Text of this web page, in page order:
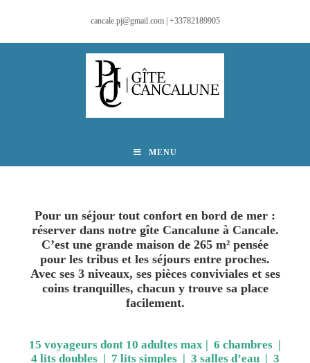
cancale.pj@gmail.com | +33782189905
MENU
Pour un séjour tout confort en bord de mer :
réserver dans notre gîte Cancalune à Cancale.
C’est une grande maison de 265 m² pensée
pour les tribus et les séjours entre proches.
Avec ses 3 niveaux, ses pièces conviviales et ses
coins tranquilles, chacun y trouve sa place
facilement.
15 voyageurs dont 10 adultes max | 6 chambres |
4 lits doubles | 7 lits simples | 3 salles d’eau | 3